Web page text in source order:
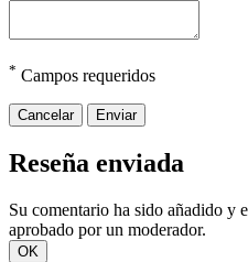
* Campos requeridos
Cancelar Enviar
Reseña enviada
Su comentario ha sido añadido y
aprobado por un moderador.
OK